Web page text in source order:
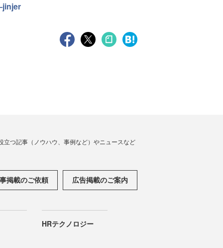
つ記事（ノウハウ、事例など）やニュースなど
掲載のご依頼 広告掲載のご案内
HRテクノロジー